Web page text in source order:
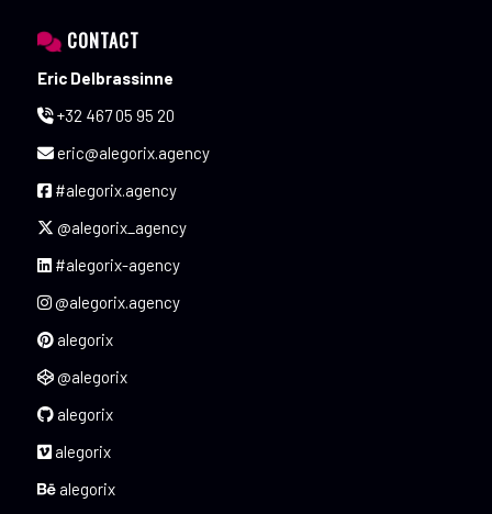
CONTACT
Eric Delbrassinne
+32 467 05 95 20
eric@alegorix.agency
#alegorix.agency
@alegorix_agency
#alegorix-agency
@alegorix.agency
alegorix
@alegorix
alegorix
alegorix
alegorix